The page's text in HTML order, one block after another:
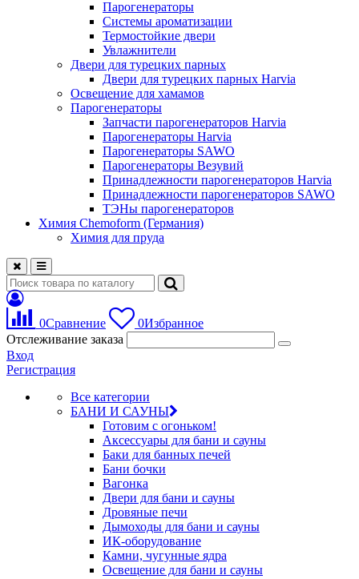
Парогенераторы
Системы ароматизации
Термостойкие двери
Увлажнители
Двери для турецких парных
Двери для турецких парных Harvia
Освещение для хамамов
Парогенераторы
Запчасти парогенераторов Harvia
Парогенераторы Harvia
Парогенераторы SAWO
Парогенераторы Везувий
Принадлежности парогенераторов Harvia
Принадлежности парогенераторов SAWO
ТЭНы парогенераторов
Химия Chemoform (Германия)
Химия для пруда
0Сравнение 0Избранное
Отслеживание заказа
Вход
Регистрация
Все категории
БАНИ И САУНЫ
Готовим с огоньком!
Аксессуары для бани и сауны
Баки для банных печей
Бани бочки
Вагонка
Двери для бани и сауны
Дровяные печи
Дымоходы для бани и сауны
ИК-оборудование
Камни, чугунные ядра
Освещение для бани и сауны